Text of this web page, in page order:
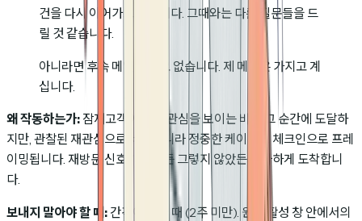
건을 다시 이어가고 싶습니다. 그때와는 다른 질문들을 드
릴 것 같습니다.
아니라면 후속 메일은 필요 없습니다. 제 메일은 가지고 계
십니다.
왜 작동하는가: 잠재고객이 다시 관심을 보이는 바로 그 순간에 도달하
지만, 관찰된 재관심으로서가 아니라 정중한 케이던스 체크인으로 프레
이밍됩니다. 재방문 신호가 옳았든 그렇지 않았든 우아하게 도착합니
다.
보내지 말아야 할 때: 간격이 짧을 때 (2주 미만). 원래 활성 창 안에서의